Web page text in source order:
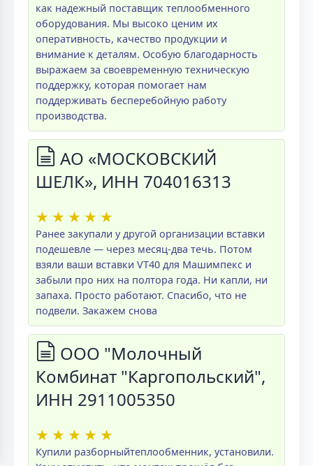
как надежный поставщик теплообменного
оборудования. Мы высоко ценим их
оперативность, качество продукции и
внимание к деталям. Особую благодарность
выражаем за своевременную техническую
поддержку, которая помогает нам
поддерживать бесперебойную работу
производства.
АО «МОСКОВСКИЙ
ШЕЛК», ИНН 704016313
★ ★ ★ ★ ★
Ранее закупали у другой организации вставки
подешевле — через месяц-два течь. Потом
взяли ваши вставки VT40 для Машимпекс и
забыли про них на полтора года. Ни капли, ни
запаха. Просто работают. Спасибо, что не
подвели. Закажем снова
ООО "Молочный
Комбинат "Каргопольский",
ИНН 2911005350
★ ★ ★ ★ ★
Купили разборныйтеплообменник, установили.